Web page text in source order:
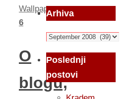
Wallpapers
6
O
blogu,
Arhiva
Arhiva
Poslednji
postovi